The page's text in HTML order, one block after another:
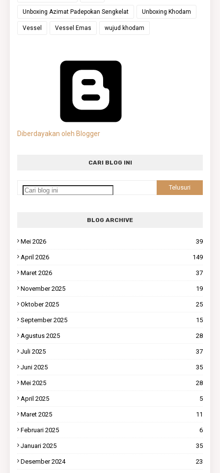
Unboxing Azimat Padepokan Sengkelat Unboxing Khodam
Vessel Vessel Emas wujud khodam
Diberdayakan oleh Blogger
CARI BLOG INI
BLOG ARCHIVE
Mei 2026 39
April 2026 149
Maret 2026 37
November 2025 19
Oktober 2025 25
September 2025 15
Agustus 2025 28
Juli 2025 37
Juni 2025 35
Mei 2025 28
April 2025 5
Maret 2025 11
Februari 2025 6
Januari 2025 35
Desember 2024 23